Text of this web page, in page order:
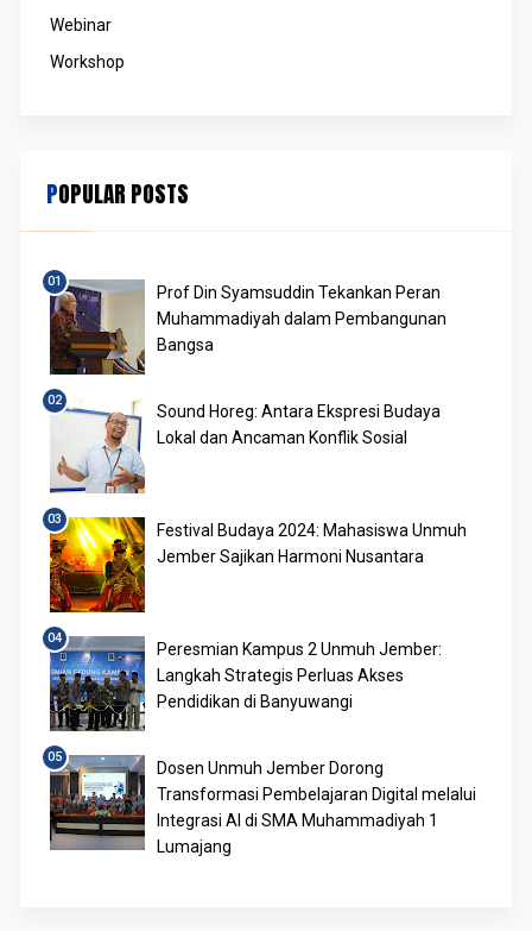
Webinar
Workshop
POPULAR POSTS
Prof Din Syamsuddin Tekankan Peran
Muhammadiyah dalam Pembangunan
Bangsa
Sound Horeg: Antara Ekspresi Budaya
Lokal dan Ancaman Konflik Sosial
Festival Budaya 2024: Mahasiswa Unmuh
Jember Sajikan Harmoni Nusantara
Peresmian Kampus 2 Unmuh Jember:
Langkah Strategis Perluas Akses
Pendidikan di Banyuwangi
Dosen Unmuh Jember Dorong
Transformasi Pembelajaran Digital melalui
Integrasi AI di SMA Muhammadiyah 1
Lumajang